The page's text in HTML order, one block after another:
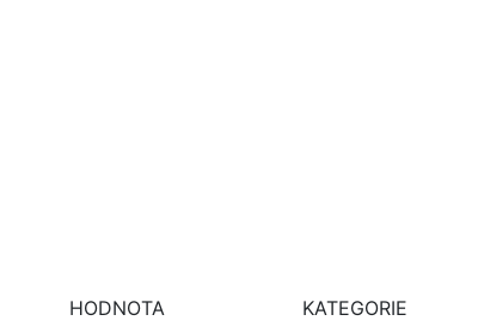
HODNOTA KATEGORIE